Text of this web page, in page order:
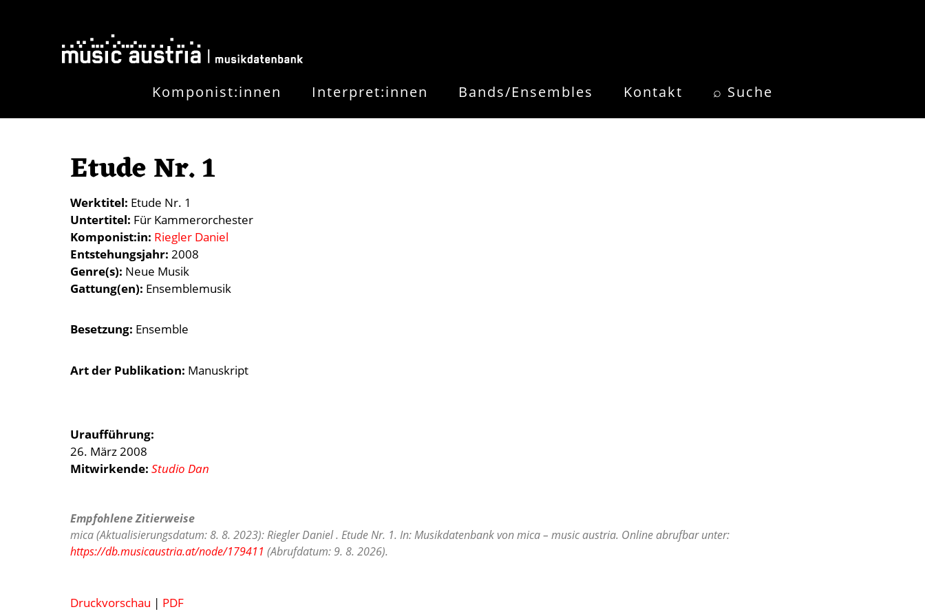
Komponist:innen Interpret:innen Bands/Ensembles Kontakt ⌕ Suche
Etude Nr. 1
Werktitel Etude Nr. 1
Untertitel Für Kammerorchester
Komponist:in Riegler Daniel
Entstehungsjahr 2008
Genre(s) Neue Musik
Gattung(en) Ensemblemusik
Besetzung Ensemble
Art der Publikation Manuskript
Uraufführung:
26. März 2008
Mitwirkende: Studio Dan
Empfohlene Zitierweise
mica (Aktualisierungsdatum: 8. 8. 2023): Riegler Daniel . Etude Nr. 1. In: Musikdatenbank von mica – music austria. Online abrufbar unter:
https://db.musicaustria.at/node/179411 (Abrufdatum: 9. 8. 2026).
Druckvorschau | PDF